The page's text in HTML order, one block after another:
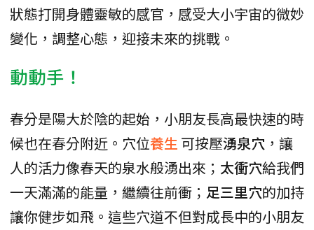
狀態打開身體靈敏的感官，感受大小宇宙的微妙
變化，調整心態，迎接未來的挑戰。
動動手！
春分是陽大於陰的起始，小朋友長高最快速的時
候也在春分附近。穴位養生 可按壓湧泉穴 ，讓
人的活力像春天的泉水般湧出來； 太衝穴給我們
一天滿滿的能量，繼續往前衝； 足三里穴的加持
讓你健步如飛。這些穴道不但對成長中的小朋友